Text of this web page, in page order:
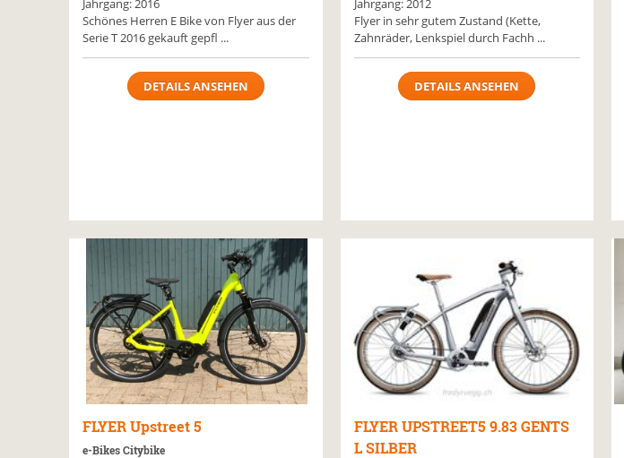
Jahrgang: 2016
Schönes Herren E Bike von Flyer aus der
Serie T 2016 gekauft gepfl ...
DETAILS ANSEHEN
Jahrgang: 2012
Flyer in sehr gutem Zustand (Kette,
Zahnräder, Lenkspiel durch Fachh ...
DETAILS ANSEHEN
FLYERUpstreet 5
e-Bikes Citybike
FLYER UPSTREET5 9.83 GENTS
L SILBER